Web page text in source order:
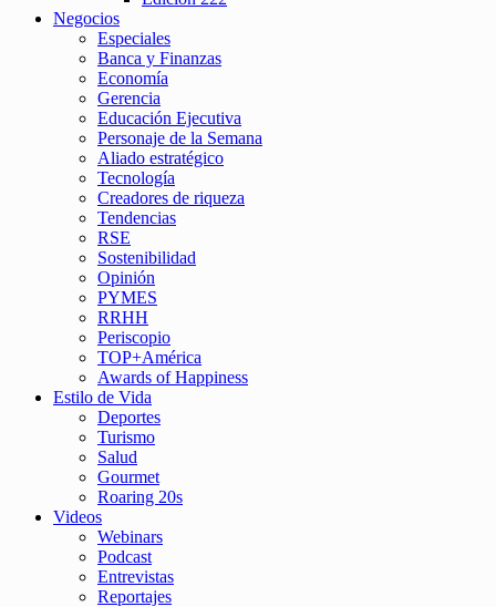
Negocios
Especiales
Banca y Finanzas
Economía
Gerencia
Educación Ejecutiva
Personaje de la Semana
Aliado estratégico
Tecnología
Creadores de riqueza
Tendencias
RSE
Sostenibilidad
Opinión
PYMES
RRHH
Periscopio
TOP+América
Awards of Happiness
Estilo de Vida
Deportes
Turismo
Salud
Gourmet
Roaring 20s
Videos
Webinars
Podcast
Entrevistas
Reportajes